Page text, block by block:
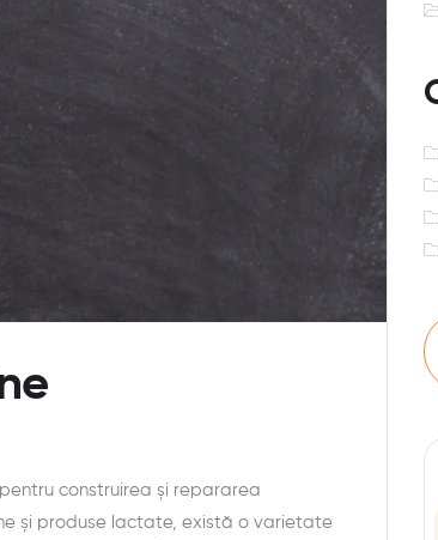
construirea și repararea
și produse lactate, există o varietate